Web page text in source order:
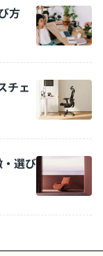
方
チェ
選び